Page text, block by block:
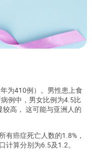
为410例）。男性患上食
例中，男女比例为4.5比
高， 这可能与亚洲人的
癌症死亡人数的1.8%，
计算分别为6.5及1.2。